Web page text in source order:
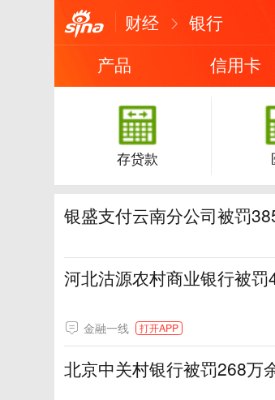
财经 银行
产品 信用卡
存贷款
银盛支付云南分公司被罚
河北沽源农村商业银行被
金融一线 打开APP
北京中关村银行被罚268万